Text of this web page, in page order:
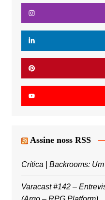
Assine noss RSS
Crítica | Backrooms:
Varacast #142 –